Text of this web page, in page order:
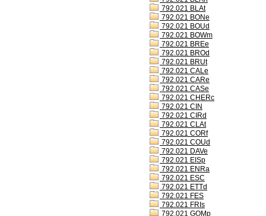
792.021 BLAt
792.021 BONe
792.021 BOUd
792.021 BOWm
792.021 BREe
792.021 BROd
792.021 BRUt
792.021 CALe
792.021 CARe
792.021 CASe
792.021 CHERc
792.021 CIN
792.021 CIRd
792.021 CLAt
792.021 CORf
792.021 COUd
792.021 DAVe
792.021 EISp
792.021 ENRa
792.021 ESC
792.021 ETTd
792.021 FES
792.021 FRIs
792.021 GOMp